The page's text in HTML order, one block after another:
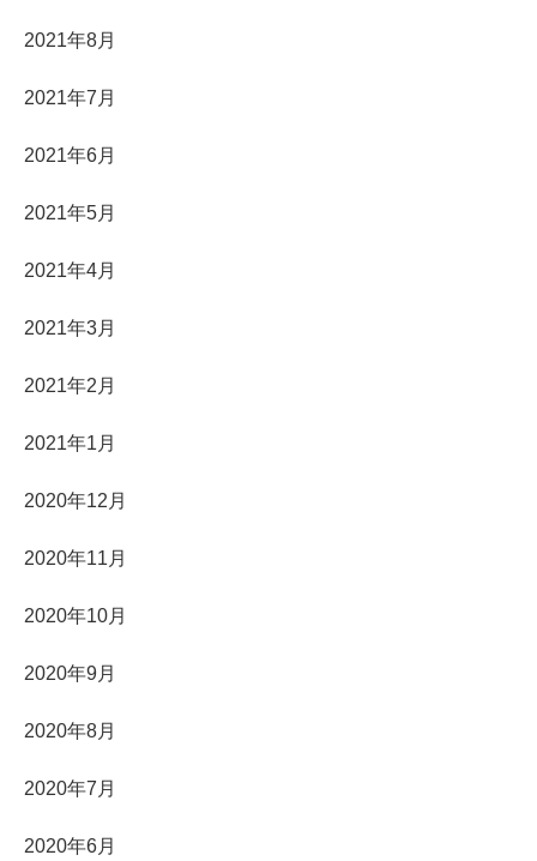
2021年8月
2021年7月
2021年6月
2021年5月
2021年4月
2021年3月
2021年2月
2021年1月
2020年12月
2020年11月
2020年10月
2020年9月
2020年8月
2020年7月
2020年6月